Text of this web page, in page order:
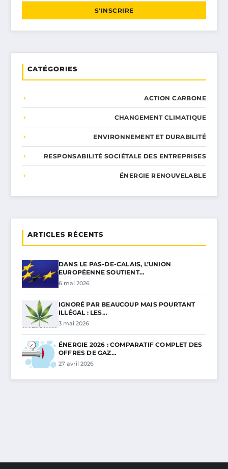
S'INSCRIRE
CATÉGORIES
ACTION CARBONE
CHANGEMENT CLIMATIQUE
ENVIRONNEMENT ET DURABILITÉ
RESPONSABILITÉ SOCIÉTALE DES ENTREPRISES
ÉNERGIE RENOUVELABLE
ARTICLES RÉCENTS
DANS LE PAS-DE-CALAIS, L’UNION
EUROPÉENNE SOUTIENT…
6 mai 2026
IGNORÉ PAR BEAUCOUP MAIS POURTANT
ILLÉGAL : LES…
3 mai 2026
ÉNERGIE 2026 : COMPARATIF COMPLET DES
OFFRES DE GAZ…
27 avril 2026